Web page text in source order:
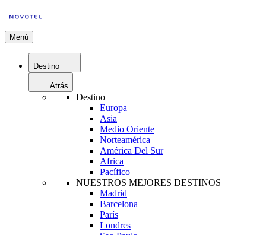
Menú
Destino
Atrás
Destino
Europa
Asia
Medio Oriente
Norteamérica
América Del Sur
Africa
Pacífico
NUESTROS MEJORES DESTINOS
Madrid
Barcelona
París
Londres